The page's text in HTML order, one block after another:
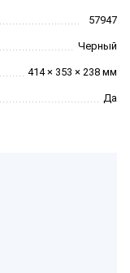
57947
Черный
414 × 353 × 238 мм
Да